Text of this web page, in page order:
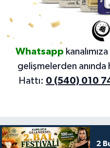
Whatsapp
gelişmelerden
Hattı: 0 (540) 010
2